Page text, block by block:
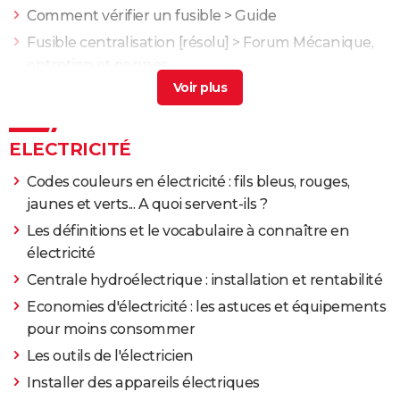
Comment vérifier un fusible > Guide
Fusible centralisation [résolu] > Forum Mécanique,
Forum Mécanique, entretien et
ELECTRICITÉ
Codes couleurs en électricité : fils bleus, rouges,
jaunes et verts... A quoi servent-ils ?
Les définitions et le vocabulaire à connaître en
électricité
Centrale hydroélectrique : installation et rentabilité
Economies d'électricité : les astuces et équipements
pour moins consommer
Les outils de l'électricien
Installer des appareils électriques